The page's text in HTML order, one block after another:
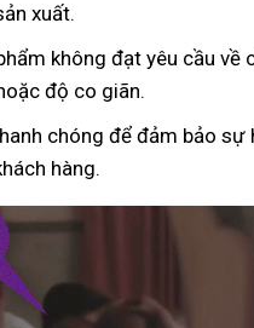
xuất.
không đạt yêu cầu về
độ co giãn.
chóng để đảm bảo sự
hàng.